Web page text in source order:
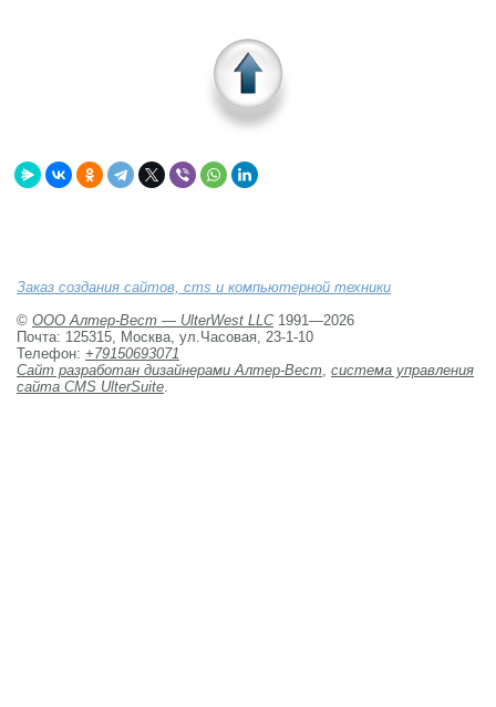
Заказ создания сайтов, cms и компьютерной техники
© ООО Алтер-Вест — UlterWest LLC1991—2026
Почта: 125315, Москва, ул.Часовая, 23-1-10
Телефон: +79150693071
Сайт разработан дизайнерами Алтер-Вест, система управления
сайта CMS UlterSuite.